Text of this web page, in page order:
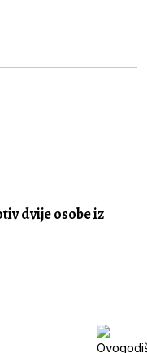
dvije osobe iz